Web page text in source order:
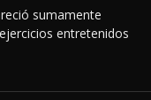
sumamente
entretenidos